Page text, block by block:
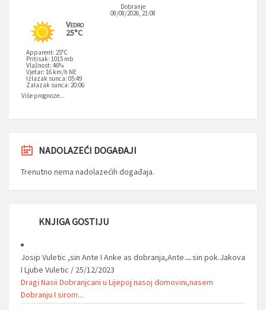
Dobranje
08/08/2026, 21:08
Vedro
25°C
Apparent: 25°C
Pritisak: 1015 mb
Vlažnost: 46%
Vjetar: 16 km/h NE
Izlazak sunca: 05:49
Zalazak sunca: 20:06
Više prognoze...
NADOLAZEĆI DOGAĐAJI
Trenutno nema nadolazećih događaja.
KNJIGA GOSTIJU
Josip Vuletic ,sin Ante I Anke as dobranja,Anteㅡsin pok.Jakova
I Ljube Vuletic / 25/12/2023
Dragi Nasii Dobranjcani u Lijepoj nasoj domovini,nasem
Dobranju I sirom...